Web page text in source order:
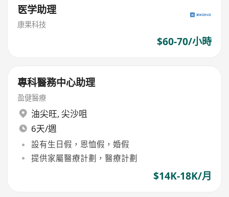
医学助理
康果科技
$60-70/小時
專科醫務中心助理
盈健醫療
油尖旺, 尖沙咀
6天/週
設有生日假，恩恤假，婚假
提供家屬醫療計劃，醫療計劃
$14K-18K/月